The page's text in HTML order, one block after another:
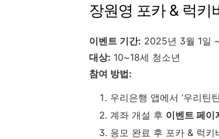
장원영 포카 & 럭키
이벤트 기간: 2025년 3월 1일
대상: 10~18세 청소년
참여 방법:
우리은행 앱에서 ‘우리틴
계좌 개설 후 이벤트 페이
응모 완료 후 포카 & 럭키